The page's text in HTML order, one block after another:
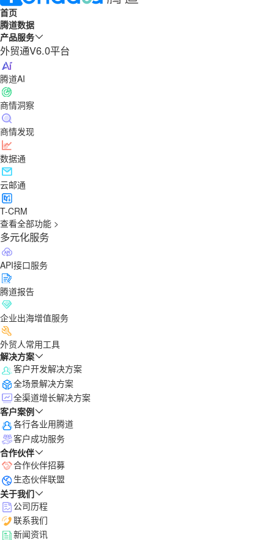
首页
腾道数据
产品服务
外贸通V6.0平台
腾道AI
商情洞察
商情发现
数据通
云邮通
T-CRM
查看全部功能 >
多元化服务
API接口服务
腾道报告
企业出海增值服务
外贸人常用工具
解决方案
客户开发解决方案
全场景解决方案
全渠道增长解决方案
客户案例
各行各业用腾道
客户成功服务
合作伙伴
合作伙伴招募
生态伙伴联盟
关于我们
公司历程
联系我们
新闻资讯